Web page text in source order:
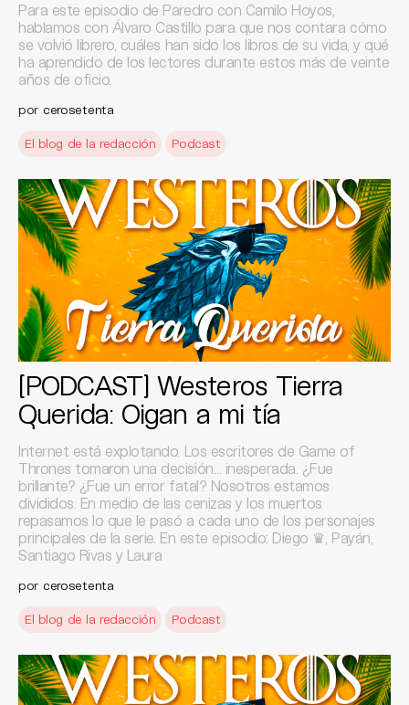
Para este episodio de Paredro con Camilo Hoyos,
hablamos con Álvaro Castillo para que nos contara cómo
se volvió librero, cuáles han sido los libros de su vida, y qué
ha aprendido de los lectores durante estos más de veinte
años de oficio.
por cerosetenta
El blog de la redacción Podcast
[PODCAST] Westeros Tierra
Querida: Oigan a mi tía
Internet está explotando. Los escritores de Game of
Thrones tomaron una decisión… inesperada. ¿Fue
brillante? ¿Fue un error fatal? Nosotros estamos
divididos. En medio de las cenizas y los muertos
repasamos lo que le pasó a cada uno de los personajes
principales de la serie. En este episodio: Diego ♛, Payán,
Santiago Rivas y Laura
por cerosetenta
El blog de la redacción Podcast